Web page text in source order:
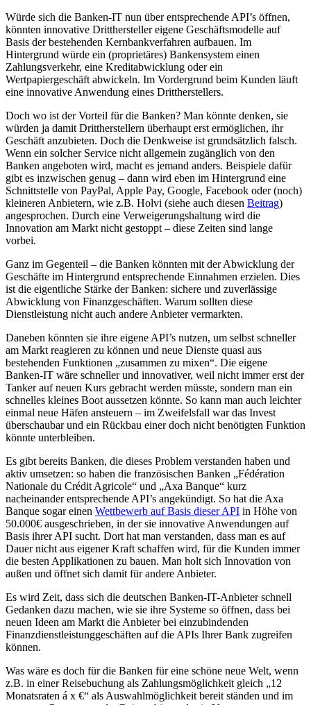
Würde sich die Banken-IT nun über entsprechende API’s öffnen,
könnten innovative Dritthersteller eigene Geschäftsmodelle auf
Basis der bestehenden Kernbankverfahren aufbauen. Im
Hintergrund würde ein (proprietäres) Bankensystem einen
Zahlungsverkehr, eine Kreditabwicklung oder ein
Wertpapiergeschäft abwickeln. Im Vordergrund beim Kunden läuft
eine innovative Anwendung eines Drittherstellers.
Doch wo ist der Vorteil für die Banken? Man könnte denken, sie
würden ja damit Drittherstellern überhaupt erst ermöglichen, ihr
Geschäft anzubieten. Doch die Denkweise ist grundsätzlich falsch.
Wenn ein solcher Service nicht allgemein zugänglich von den
Banken angeboten wird, macht es jemand anders. Beispiele dafür
gibt es inzwischen genug – dann wird eben im Hintergrund eine
Schnittstelle von PayPal, Apple Pay, Google, Facebook oder (noch)
kleineren Anbietern, wie z.B. Holvi (siehe auch diesen Beitrag)
angesprochen. Durch eine Verweigerungshaltung wird die
Innovation am Markt nicht gestoppt – diese Zeiten sind lange
vorbei.
Ganz im Gegenteil – die Banken könnten mit der Abwicklung der
Geschäfte im Hintergrund entsprechende Einnahmen erzielen. Dies
ist die eigentliche Stärke der Banken: sichere und zuverlässige
Abwicklung von Finanzgeschäften. Warum sollten diese
Dienstleistung nicht auch andere Anbieter vermarkten.
Daneben könnten sie ihre eigene API’s nutzen, um selbst schneller
am Markt reagieren zu können und neue Dienste quasi aus
bestehenden Funktionen „zusammen zu mixen“. Die eigene
Banken-IT wäre schneller und innovativer, weil nicht immer erst der
Tanker auf neuen Kurs gebracht werden müsste, sondern man ein
schnelles kleines Boot aussetzen könnte. So kann man auch leichter
einmal neue Häfen ansteuern – im Zweifelsfall war das Invest
überschaubar und ein Rückbau einer doch nicht benötigten Funktion
könnte unterbleiben.
Es gibt bereits Banken, die dieses Problem verstanden haben und
aktiv umsetzen: so haben die französischen Banken „Fédération
Nationale du Crédit Agricole“ und „Axa Banque“ kurz
nacheinander entsprechende API’s angekündigt. So hat die Axa
Banque sogar einen Wettbewerb auf Basis dieser API in Höhe von
50.000€ ausgeschrieben, in der sie innovative Anwendungen auf
Basis ihrer API sucht. Dort hat man verstanden, dass man es auf
Dauer nicht aus eigener Kraft schaffen wird, für die Kunden immer
die besten Applikationen zu bauen. Man holt sich Innovation von
außen und öffnet sich damit für andere Anbieter.
Es wird Zeit, dass sich die deutschen Banken-IT-Anbieter schnell
Gedanken dazu machen, wie sie ihre Systeme so öffnen, dass bei
neuen Ideen am Markt die Anbieter bei einzubindenden
Finanzdienstleistunggeschäften auf die APIs Ihrer Bank zugreifen
können.
Was wäre es doch für die Banken für eine schöne neue Welt, wenn
z.B. in einer Reisebuchung als Zahlungsmöglichkeit gleich „12
Monatsraten á x €“ als Auswahlmöglichkeit bereit ständen und im